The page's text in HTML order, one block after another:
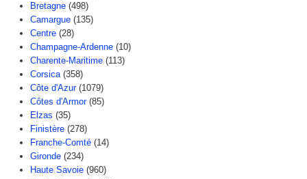
Bretagne (498)
Camargue (135)
Centre (28)
Champagne-Ardenne (10)
Charente-Maritime (113)
Corsica (358)
Côte d'Azur (1079)
Côtes d'Armor (85)
Elzas (35)
Finistère (278)
Franche-Comté (14)
Gironde (234)
Haute Savoie (960)